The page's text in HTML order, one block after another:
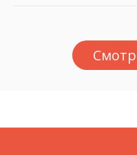
осуществлённые
тираспольскими